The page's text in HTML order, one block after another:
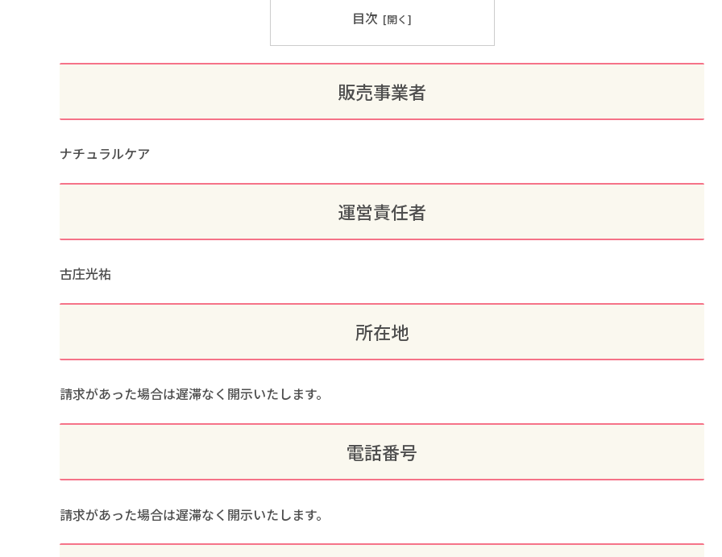
目次
販売事業者
ナチュラルケア
運営責任者
古庄光祐
所在地
請求があった場合は遅滞なく開示いたします。
電話番号
請求があった場合は遅滞なく開示いたします。